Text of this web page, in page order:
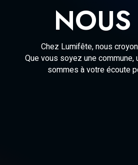
Chez Lumifête, nous
Que vous soyez une
sommes à votre écoute